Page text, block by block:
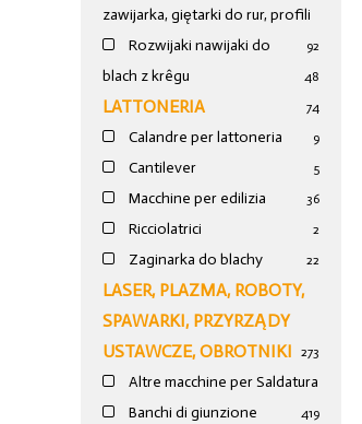
zawijarka, giętarki do rur, profili
92
Rozwijaki nawijaki do
blach z krêgu
48
LATTONERIA 74
Calandre per lattoneria 9
Cantilever 5
Macchine per edilizia 36
Ricciolatrici 2
Zaginarka do blachy 22
LASER, PLAZMA, ROBOTY,
SPAWARKI, PRZYRZĄDY
USTAWCZE, OBROTNIKI
273
Altre macchine per Saldatura
19
Banchi di giunzione 4